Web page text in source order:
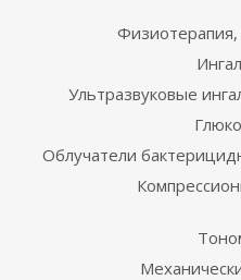
Физиотерапия,
Ультразвуковые
Облучатели